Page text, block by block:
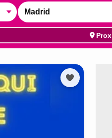
Madrid